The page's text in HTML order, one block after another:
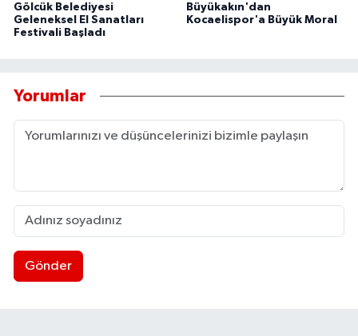
Gölcük Belediyesi
Geleneksel El Sanatları
Festivali Başladı
Büyükakın'dan
Kocaelispor'a Büyük Moral
Yorumlar
Gönder